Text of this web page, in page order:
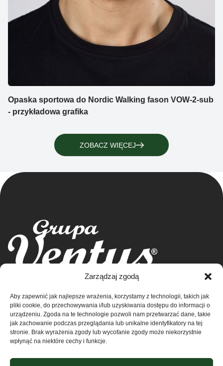
Zarządzaj zgodą
Aby zapewnić jak najlepsze wrażenia, korzystamy z technologii, takich jak
pliki cookie, do przechowywania i/lub uzyskiwania dostępu do informacji o
urządzeniu. Zgoda na te technologie pozwoli nam przetwarzać dane, takie
jak zachowanie podczas przeglądania lub unikalne identyfikatory na tej
stronie. Brak wyrażenia zgody lub wycofanie zgody może niekorzystnie
wpłynąć na niektóre cechy i funkcje.
Opaska sportowa do Nordic Walking fason VOW-2-sub
- przykładowa grafika
ZOBACZ WIĘCEJ
Grupa Ventus Sp. z o.o.
ul. Chmieleniec 2A/LU2 30-348 Kraków
NIP: 676-245-66-87 KRS 0000424254
Sąd rejonowy dla Krakowa – Śródmieście w
Krakowie
XI Wydział Krajowego Rejestru Sądowego
Sklep
Kontakt
Regulamin